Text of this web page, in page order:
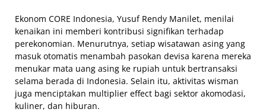
Ekonom CORE Indonesia, Yusuf Rendy Manilet, menilai
kenaikan ini memberi kontribusi signifikan terhadap
perekonomian. Menurutnya, setiap wisatawan asing yang
masuk otomatis menambah pasokan devisa karena mereka
menukar mata uang asing ke rupiah untuk bertransaksi
selama berada di Indonesia. Selain itu, aktivitas wisman
juga menciptakan multiplier effect bagi sektor akomodasi,
kuliner, dan hiburan.